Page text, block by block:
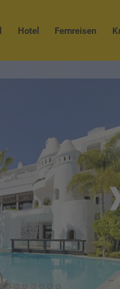
Hotel Fernreisen